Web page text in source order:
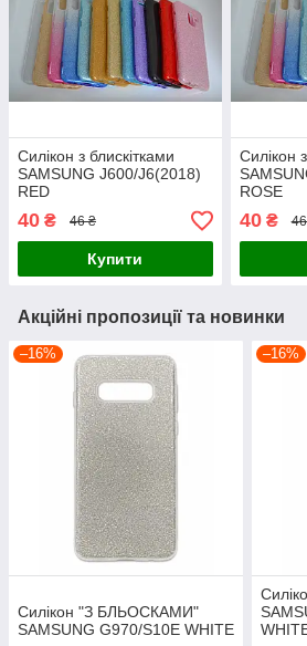
Силікон з блискітками
SAMSUNG J600/J6(2018)
RED
40 ₴ 46 ₴
Купити
Силікон
ROSE
40₴
Акційні пропозиції та новинки
–16%
Силікон "З БЛЬОСКАМИ"
SAMSUNG G970/S10E WHITE
–16%